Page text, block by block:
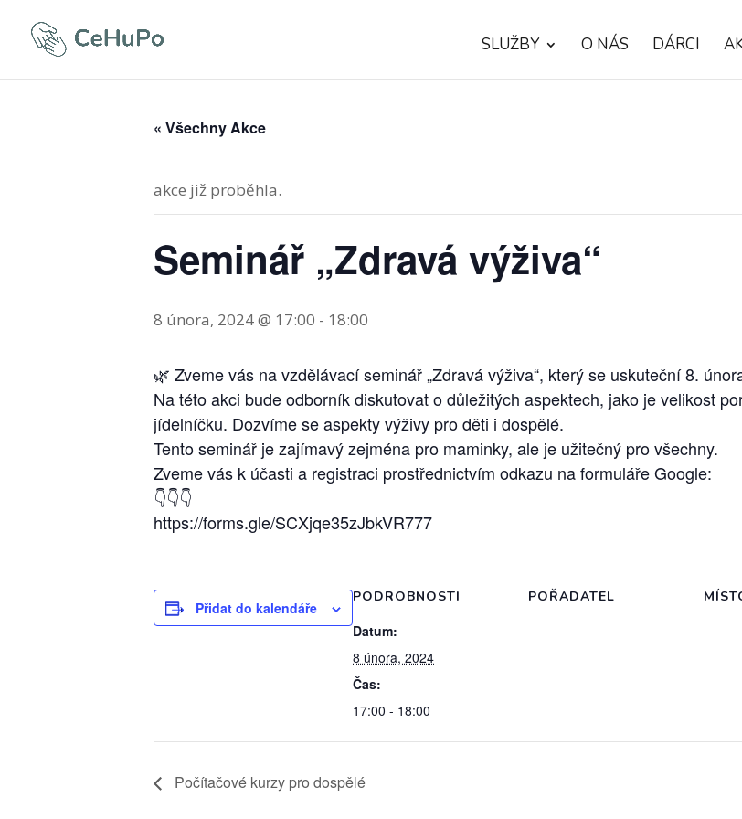
SLUŽBY O NÁS DÁRCI
« Všechny Akce
akce již proběhla.
Seminář „Zdravá výživa“
8 února, 2024 @ 17:00 - 18:00
🌿 Zveme vás na vzdělávací seminář „Zdravá výživa“, který se uskuteční 8.
Na této akci bude odborník diskutovat o důležitých aspektech, jako je velikost
jídelníčku. Dozvíme se aspekty výživy pro děti i dospělé.
Tento seminář je zajímavý zejména pro maminky, ale je užitečný pro všechny.
Zveme vás k účasti a registraci prostřednictvím odkazu na formuláře Google:
👇👇👇
https://forms.gle/SCXjqe35zJbkVR777
Přidat do kalendáře
PODROBNOSTI
Datum:
8 února, 2024
Čas:
17:00 - 18:00
POŘADATEL
Počítačové kurzy pro dospělé